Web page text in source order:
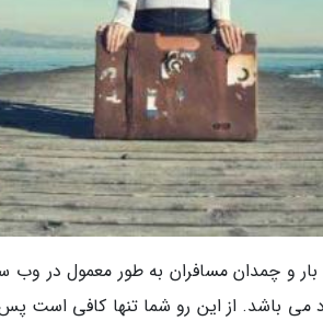
بار و چمدان مسافران به طور معمول در
می باشد. از این رو شما تنها کافی است پس